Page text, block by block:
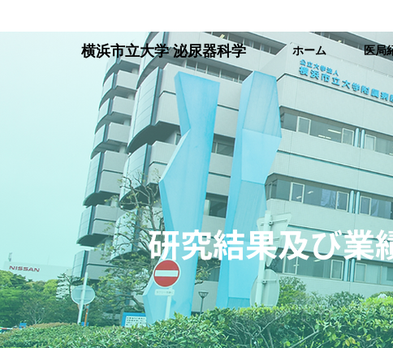
横浜市立大学 泌尿器科学 ホーム 医局
研究結果及び業